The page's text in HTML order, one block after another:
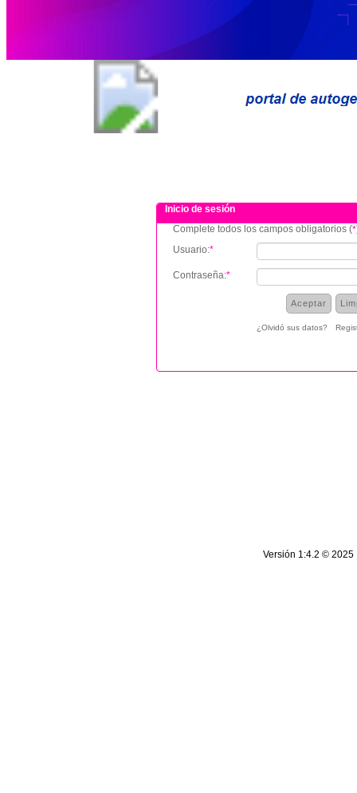
Inicio de sesión
Complete todos los campos obligatorios (*
Usuario:*
Contraseña:*
¿Olvidó sus datos?
Versión 1:4.2 © 2025